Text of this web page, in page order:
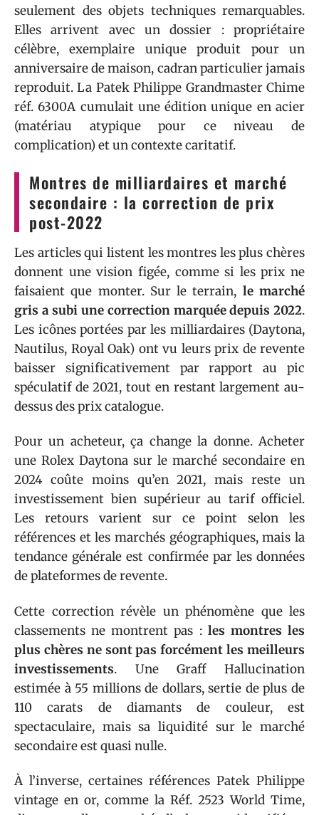
seulement des objets techniques remarquables.
Elles arrivent avec un dossier : propriétaire
célèbre, exemplaire unique produit pour un
anniversaire de maison, cadran particulier jamais
reproduit. La Patek Philippe Grandmaster Chime
réf. 6300A cumulait une édition unique en acier
(matériau atypique pour ce niveau de
complication) et un contexte caritatif.
Montres de milliardaires et marché
secondaire : la correction de prix
post-2022
Les articles qui listent les montres les plus chères
donnent une vision figée, comme si les prix ne
faisaient que monter. Sur le terrain, le marché
gris a subi une correction marquée depuis 2022.
Les icônes portées par les milliardaires (Daytona,
Nautilus, Royal Oak) ont vu leurs prix de revente
baisser significativement par rapport au pic
spéculatif de 2021, tout en restant largement au-
dessus des prix catalogue.
Pour un acheteur, ça change la donne. Acheter
une Rolex Daytona sur le marché secondaire en
2024 coûte moins qu’en 2021, mais reste un
investissement bien supérieur au tarif officiel.
Les retours varient sur ce point selon les
références et les marchés géographiques, mais la
tendance générale est confirmée par les données
de plateformes de revente.
Cette correction révèle un phénomène que les
classements ne montrent pas : les montres les
plus chères ne sont pas forcément les meilleurs
investissements. Une Graff Hallucination
estimée à 55 millions de dollars, sertie de plus de
110 carats de diamants de couleur, est
spectaculaire, mais sa liquidité sur le marché
secondaire est quasi nulle.
À l’inverse, certaines références Patek Philippe
vintage en or, comme la Réf. 2523 World Time,